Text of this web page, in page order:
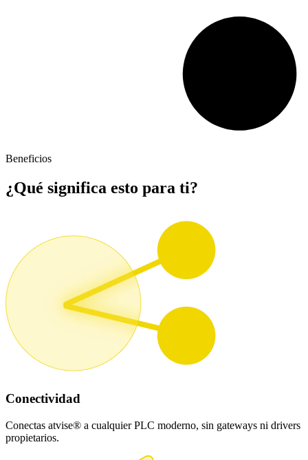
Beneficios
¿Qué significa esto para ti?
Conectividad
Conectas atvise® a cualquier PLC moderno, sin gateways ni drivers
propietarios.